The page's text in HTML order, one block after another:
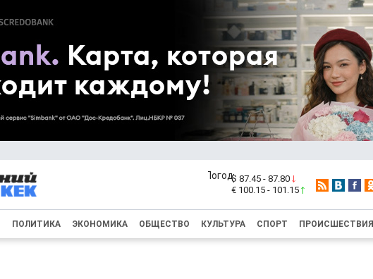
$ 87.45 - 87.80
€ 100.15 - 101.15
ПОЛИТИКА ЭКОНОМИКА ОБЩЕСТВО КУЛЬТУРА СПОРТ ПРОИСШЕСТВИЯ